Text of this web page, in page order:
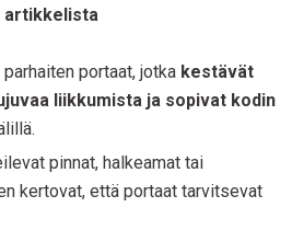
artikkelista
portaat, jotka kestävät
liikkumista ja sopivat kodin
pinnat, halkeamat tai
kertovat, että portaat tarvitsevat